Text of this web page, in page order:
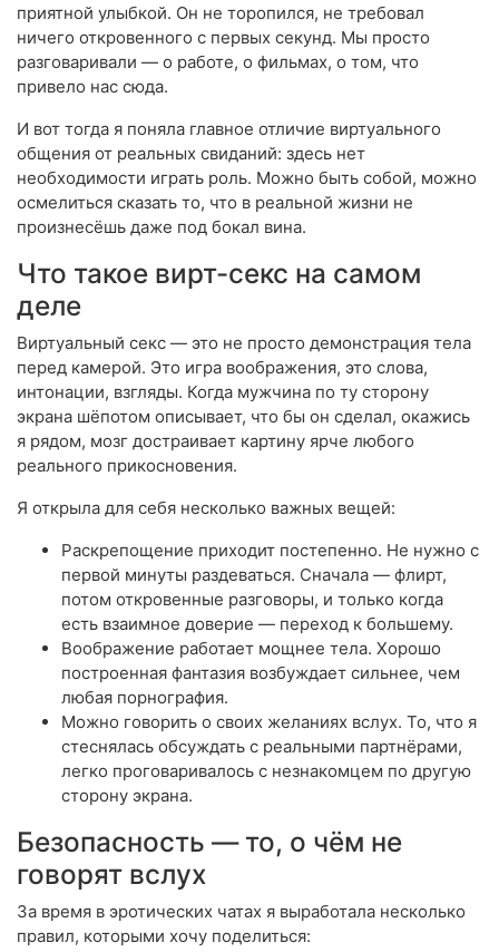
приятной улыбкой. Он не торопился, не требовал
ничего откровенного с первых секунд. Мы просто
разговаривали — о работе, о фильмах, о том, что
привело нас сюда.
И вот тогда я поняла главное отличие виртуального
общения от реальных свиданий: здесь нет
необходимости играть роль. Можно быть собой, можно
осмелиться сказать то, что в реальной жизни не
произнесёшь даже под бокал вина.
Что такое вирт-секс на самом
деле
Виртуальный секс — это не просто демонстрация тела
перед камерой. Это игра воображения, это слова,
интонации, взгляды. Когда мужчина по ту сторону
экрана шёпотом описывает, что бы он сделал, окажись
я рядом, мозг достраивает картину ярче любого
реального прикосновения.
Я открыла для себя несколько важных вещей:
Раскрепощение приходит постепенно. Не нужно с
первой минуты раздеваться. Сначала — флирт,
потом откровенные разговоры, и только когда
есть взаимное доверие — переход к большему.
Воображение работает мощнее тела. Хорошо
построенная фантазия возбуждает сильнее, чем
любая порнография.
Можно говорить о своих желаниях вслух. То, что я
стеснялась обсуждать с реальными партнёрами,
легко проговаривалось с незнакомцем по другую
сторону экрана.
Безопасность — то, о чём не
говорят вслух
За время в эротических чатах я выработала несколько
правил, которыми хочу поделиться: